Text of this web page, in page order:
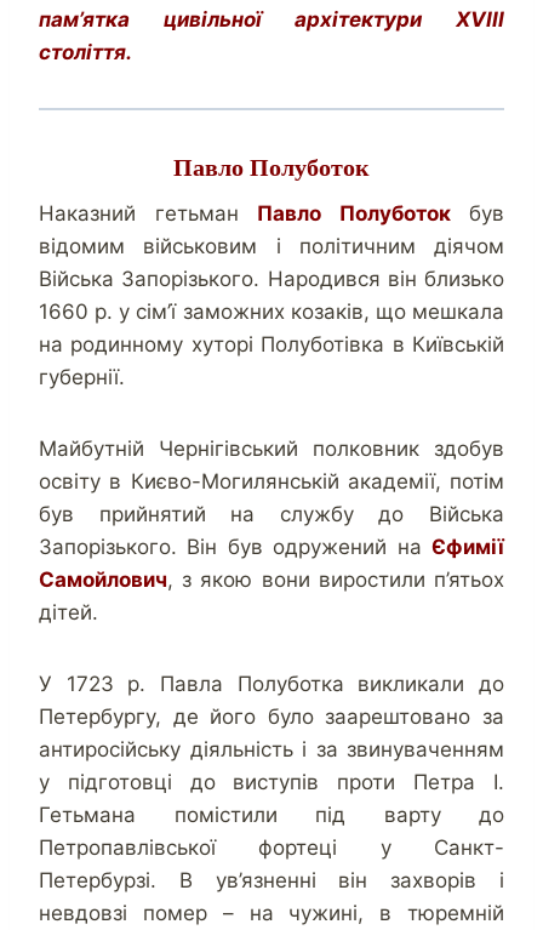
пам’ятка цивільної архітектури XVIII
століття.
Павло Полуботок
Наказний гетьман Павло Полуботокбув
відомим військовим і політичним діячом
Війська Запорізького. Народився він близько
1660 р. у сім’ї заможних козаків, що мешкала
на родинному хуторі Полуботівка в Київській
губернії.
Майбутній Чернігівський полковник здобув
освіту в Києво-Могилянській академії, потім
був прийнятий на службу до Війська
Запорізького. Він був одружений на Єфимії
Самойлович, з якою вони виростили п’ятьох
дітей.
У 1723 р. Павла Полуботка викликали до
Петербургу, де його було заарештовано за
антиросійську діяльність і за звинуваченням
у підготовці до виступів проти Петра І.
Гетьмана помістили під варту до
Петропавлівської фортеці у Санкт-
Петербурзі. В ув’язненні він захворів і
невдовзі помер – на чужині, в тюремній